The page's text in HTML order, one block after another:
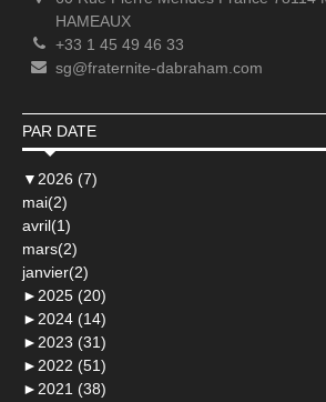
HAMEAUX
+33 1 45 49 46 33
sg@fraternite-dabraham.com
PAR DATE
▼ 2026 (7)
mai(2)
avril(1)
mars(2)
janvier(2)
► 2025 (20)
► 2024 (14)
► 2023 (31)
► 2022 (51)
► 2021 (38)